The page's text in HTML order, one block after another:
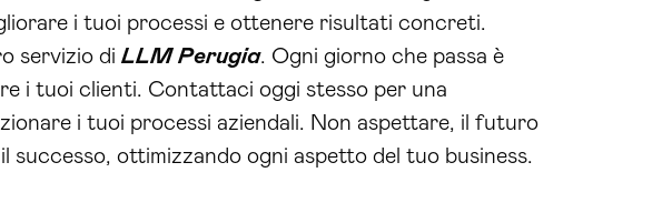
i tuoi processi e ottenere risultati concreti.
servizio di LLM Perugia. Ogni giorno che passa è
i tuoi clienti. Contattaci oggi stesso per una
i tuoi processi aziendali. Non aspettare, il futuro
successo, ottimizzando ogni aspetto del tuo business.